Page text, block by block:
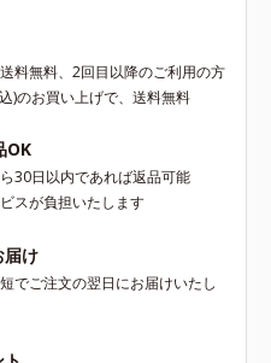
料無料、2回目以降のご利用の方
)のお買い上げで、送料無料
OK
30日以内であれば返品可能
スが負担いたします
届け
でご注文の翌日にお届けいたし